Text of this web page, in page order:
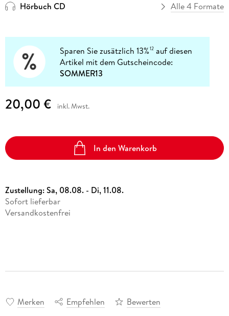
Hörbuch CD
Alle 4 Formate
Sparen Sie zusätzlich 13%12 auf diesen
Artikel mit dem Gutscheincode:
SOMMER13
20,00 € inkl. Mwst.
In den Warenkorb
Zustellung:Sa, 08.08. - Di, 11.08.
Sofort lieferbar
Versandkostenfrei
Merken Empfehlen Bewerten